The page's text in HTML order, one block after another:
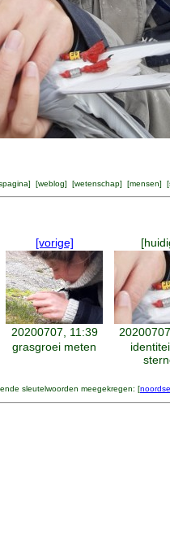
] [weblog] [wetenschap] [mensen] [
[vorige]
20200707, 11:39
grasgroei meten
sleutelwoorden meegekregen: [